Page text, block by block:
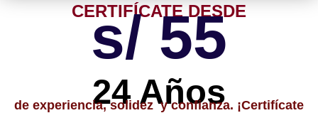
CERTIFÍCATE DESDE
s/ 55
24 Años
de experiencia, solidez y confianza. ¡Certifícate